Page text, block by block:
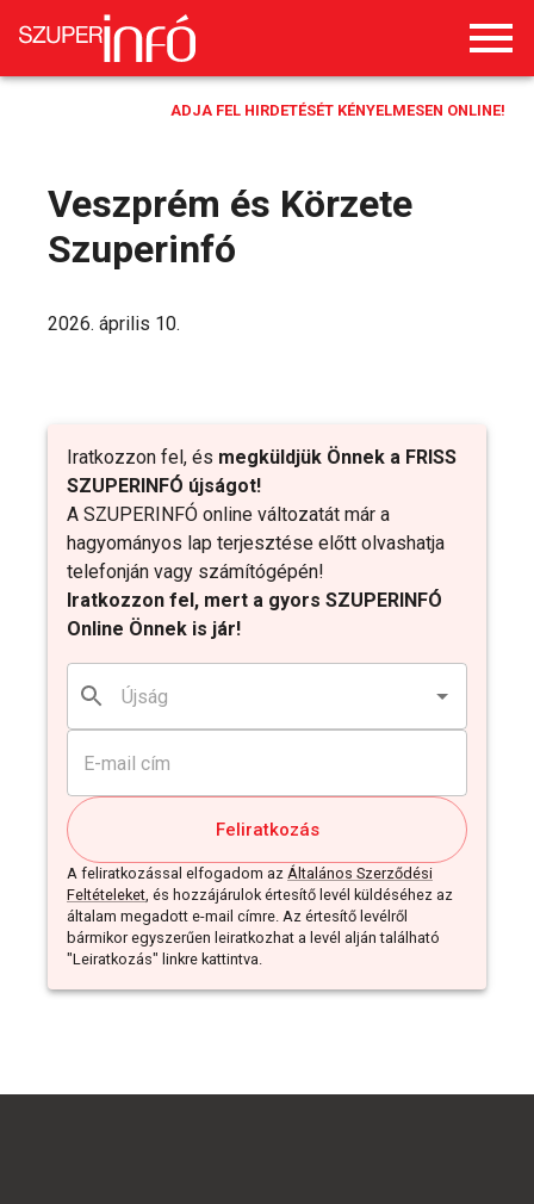
ADJA FEL HIRDETÉSÉT KÉNYELMESEN ONLINE!
Veszprém és Körzete
Szuperinfó
Iratkozzon fel, és megküldjük Önnek a FRISS
SZUPERINFÓ újságot!
A SZUPERINFÓ online változatát már a
hagyományos lap terjesztése előtt olvashatja
telefonján vagy számítógépén!
Iratkozzon fel, mert a gyors SZUPERINFÓ
Online Önnek is jár!
Feliratkozás
A feliratkozással elfogadom az Általános Szerződési
Feltételeket, és hozzájárulok értesítő levél küldéséhez az
általam megadott e-mail címre. Az értesítő levélről
bármikor egyszerűen leiratkozhat a levél alján található
"Leiratkozás" linkre kattintva.
2026. április 10.